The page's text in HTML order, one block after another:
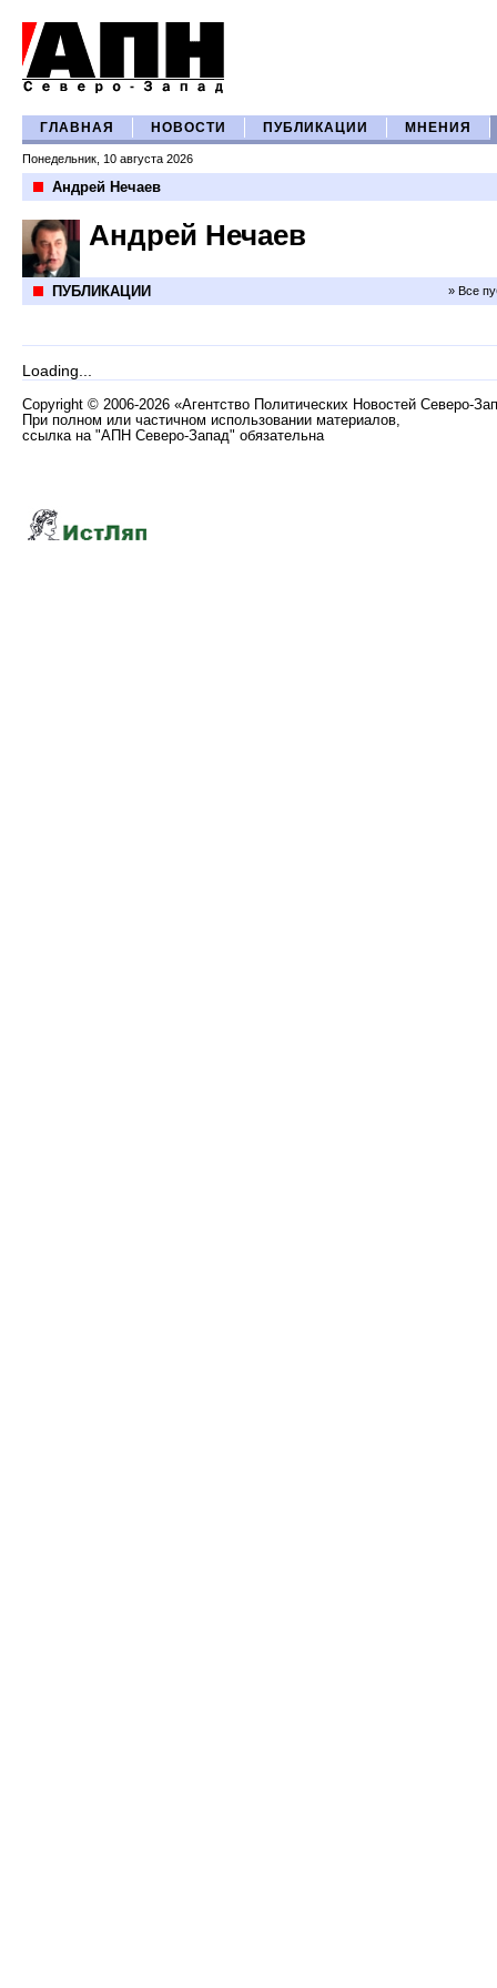
ГЛАВНАЯ НОВОСТИ ПУБЛИКАЦИИ МНЕНИЯ
Понедельник, 10 августа 2026
Андрей Нечаев
Андрей Нечаев
ПУБЛИКАЦИИ » Все
Loading...
Copyright © 2006-2026 «Агентство Политических Новостей Северо-
При полном или частичном использовании материалов,
ссылка на "АПН Северо-Запад" обязательна